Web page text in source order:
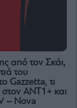
από τον Σκάι,
του
Gazzetta, τι
ΑΝΤ1+ και
– Nova